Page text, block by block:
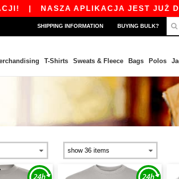
| NASZA APLIKACJA JEST JUŻ
SHIPPING INFORMATION BUYING BULK?
T-Shirts Sweats & Fleece Bags Polos